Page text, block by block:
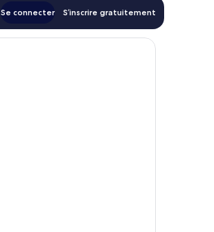
Se connecter S’inscrire gratuitement